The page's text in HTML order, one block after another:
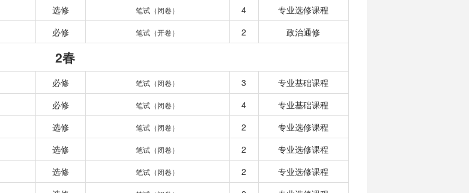
选修 笔试（闭卷） 4
专业选修课程
必修 笔试（开卷） 2 政治通修
2春
必修 笔试（闭卷） 3
专业基础课程
必修 笔试（闭卷） 4
专业基础课程
选修 笔试（闭卷） 2
专业选修课程
选修 笔试（闭卷） 2
专业选修课程
选修 笔试（闭卷） 2
专业选修课程